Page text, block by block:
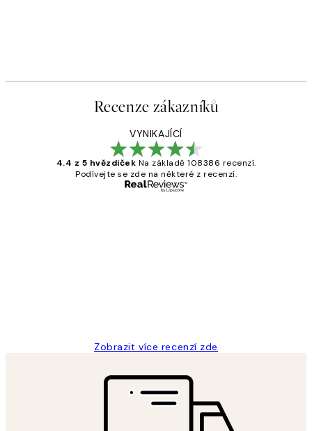
Recenze zákazníků
VYNIKAJÍCÍ
4.4 z 5 hvězdiček Na základě 108386 recenzí.
Podívejte se zde na některé z recenzí.
Zobrazit více recenzí zde